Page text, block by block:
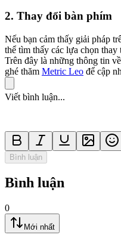
2. Thay đổi bàn phím
Nếu bạn cảm thấy giải pháp
thể tìm thấy các lựa chọn
Trên đây là những thông tin
ghé thăm Metric Leo
Viết bình luận...
Bình luận
Bình luận
0
Mới nhất